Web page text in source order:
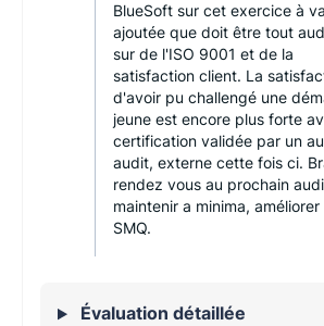
BlueSoft sur cet exercice à
ajoutée que doit être tout
sur de l'ISO 9001 et de la
satisfaction client. La
d'avoir pu challengé une
jeune est encore plus forte
certification validée par un
audit, externe cette fois ci.
rendez vous au prochain
maintenir a minima, améliorer
SMQ.
Évaluation détaillée